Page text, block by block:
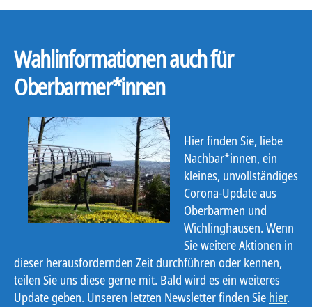
Wahlinformationen auch für
Oberbarmer*innen
Hier finden Sie, liebe
Nachbar*innen, ein
kleines, unvollständiges
Corona-Update aus
Oberbarmen und
Wichlinghausen. Wenn
Sie weitere Aktionen in
dieser herausfordernden Zeit durchführen oder kennen,
teilen Sie uns diese gerne mit. Bald wird es ein weiteres
Update geben. Unseren letzten Newsletter finden Sie hier.